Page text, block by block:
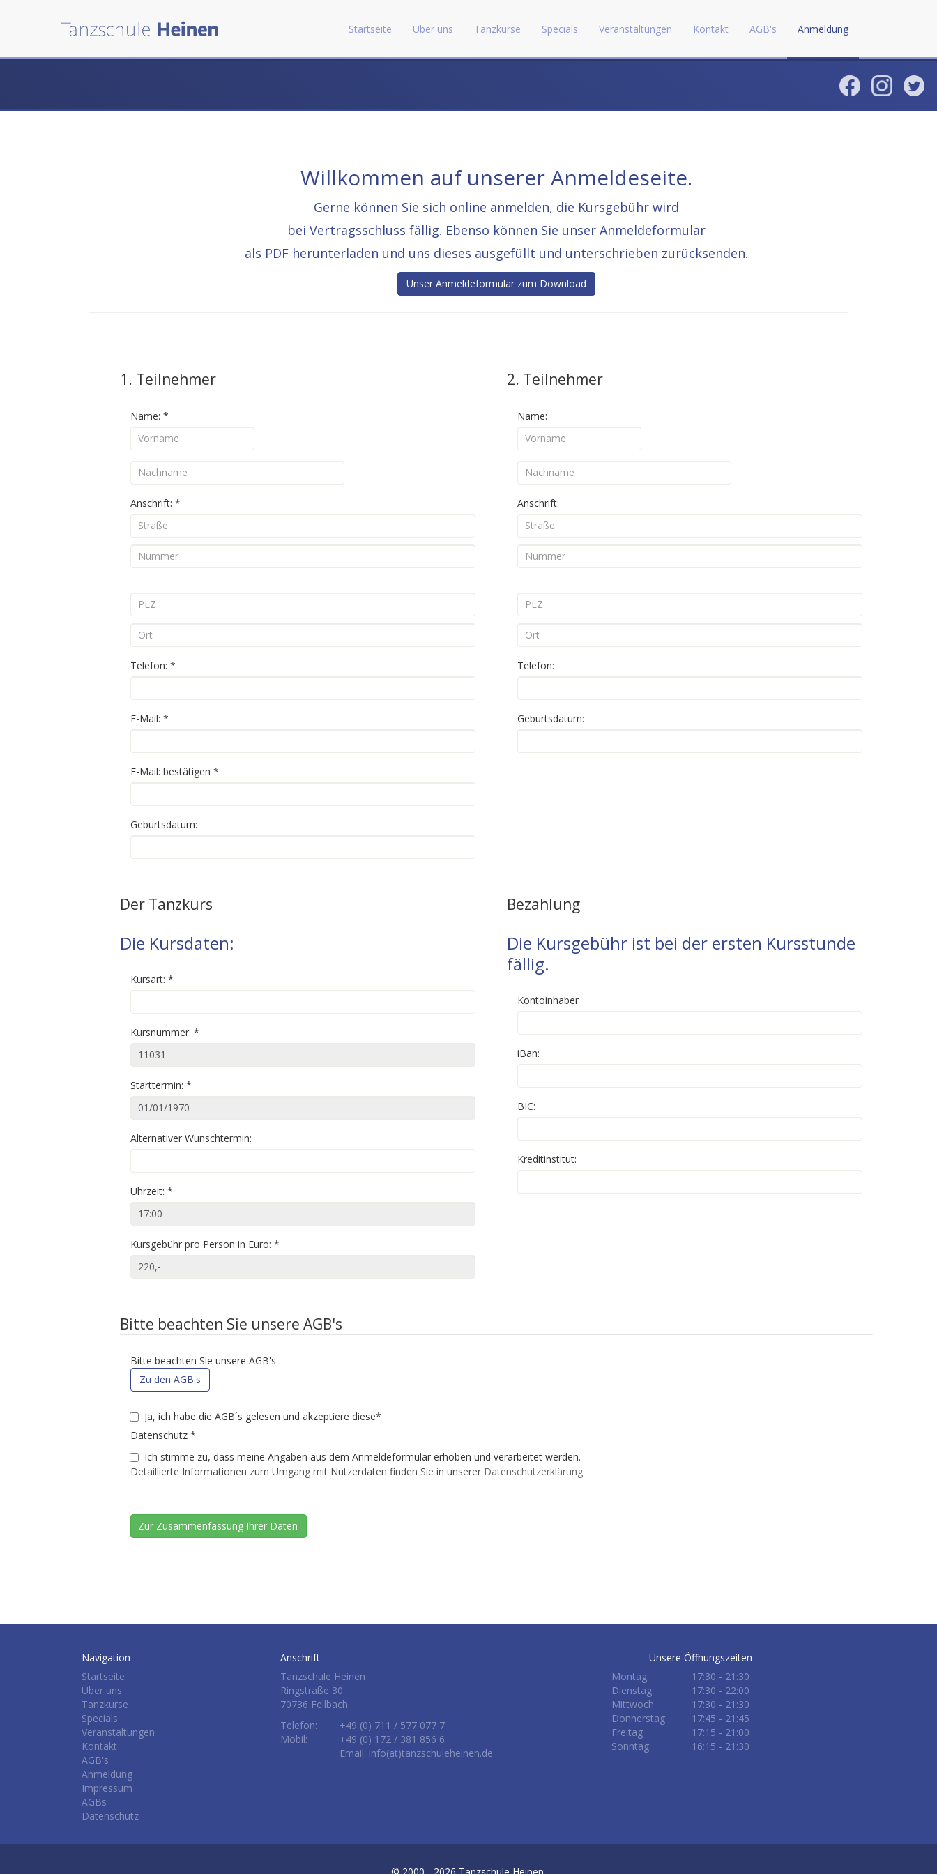
Startseite Über uns Tanzkurse Specials Veranstaltungen Kontakt AGB's Anmeldung
Willkommen auf unserer Anmeldeseite.
Gerne können Sie sich online anmelden, die Kursgebühr wird
bei Vertragsschluss fällig. Ebenso können Sie unser Anmeldeformular
als PDF herunterladen und uns dieses ausgefüllt und unterschrieben zurücksenden.
Unser Anmeldeformular zum Download
1. Teilnehmer
Name: *
Anschrift: *
Telefon: *
E-Mail: *
E-Mail: bestätigen *
Geburtsdatum:
2. Teilnehmer
Name:
Anschrift:
Telefon:
Geburtsdatum:
Der Tanzkurs
Die Kursdaten:
Kursart: *
Kursnummer: *
Starttermin: *
Alternativer Wunschtermin:
Uhrzeit: *
Kursgebühr pro Person in Euro: *
Bezahlung
Die Kursgebühr ist bei der ersten Kursstunde
fällig.
Kontoinhaber
iBan:
BIC:
Kreditinstitut:
Bitte beachten Sie unsere AGB's
Bitte beachten Sie unsere AGB's
Zu den AGB's
Ja, ich habe die AGB´s gelesen und akzeptiere diese*
Datenschutz *
Ich stimme zu, dass meine Angaben aus dem Anmeldeformular erhoben und verarbeitet werden.
Detaillierte Informationen zum Umgang mit Nutzerdaten finden Sie in unserer Datenschutzerklärung
Navigation
Startseite
Über uns
Tanzkurse
Specials
Veranstaltungen
Kontakt
AGB's
Anmeldung
Impressum
AGBs
Datenschutz
Anschrift
Tanzschule Heinen
Ringstraße 30
70736 Fellbach
Telefon:
+49 (0) 711 / 577 077 7
Mobil:
+49 (0) 172 / 381 856 6
Email: info(at)tanzschuleheinen.de
Unsere Öffnungszeiten
Montag
17:30 - 21:30
Dienstag
17:30 - 22:00
Mittwoch
17:30 - 21:30
Donnerstag
17:45 - 21:45
Freitag
17:15 - 21:00
Sonntag
16:15 - 21:30